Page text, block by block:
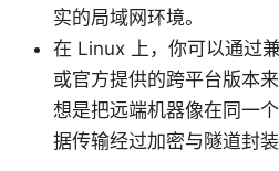
实的局域网环境。
在 Linux 上，你可以通过
或官方提供的跨平台版本
想是把远端机器像在同一
据传输经过加密与隧道封装